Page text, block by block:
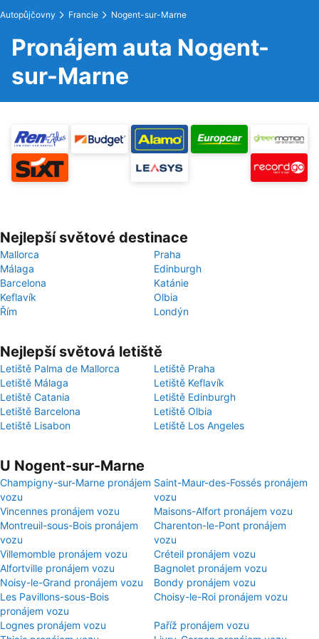
Autopůjčovny Francie Nogent-sur-Marne
Pronájem auta Nogent-
sur-Marne
Nejlepší světové destinace
Mallorca
Praha
Málaga
Edinburgh
Barcelona
Katánie
Keflavík
Olbia
Řím
Londýn
Nejlepší světová letiště
Letiště Palma de Mallorca
Letiště Praha
Letiště Málaga
Letiště Keflavík
Letiště Catania
Letiště Edinburgh
Letiště Barcelona
Letiště Olbia
Letiště Lisabon
Letiště Los Angeles
U Nogent-sur-Marne
Champigny-sur-Marne pronájem
vozu
Saint-Maur-des-Fossés pronájem
vozu
Vincennes pronájem vozu
Maisons-Alfort pronájem vozu
Montreuil-sous-Bois pronájem
vozu
Charenton-le-Pont pronájem
vozu
Villemomble pronájem vozu
Créteil pronájem vozu
Alfortville pronájem vozu
Bagnolet pronájem vozu
Noisy-le-Grand pronájem vozu
Bondy pronájem vozu
Les Pavillons-sous-Bois
pronájem vozu
Choisy-le-Roi pronájem vozu
Lognes pronájem vozu
Paříž pronájem vozu